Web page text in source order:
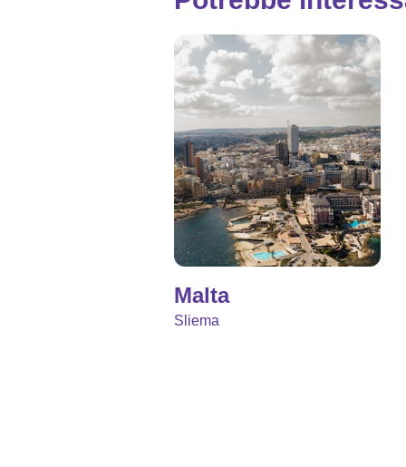
Malta
Sliema